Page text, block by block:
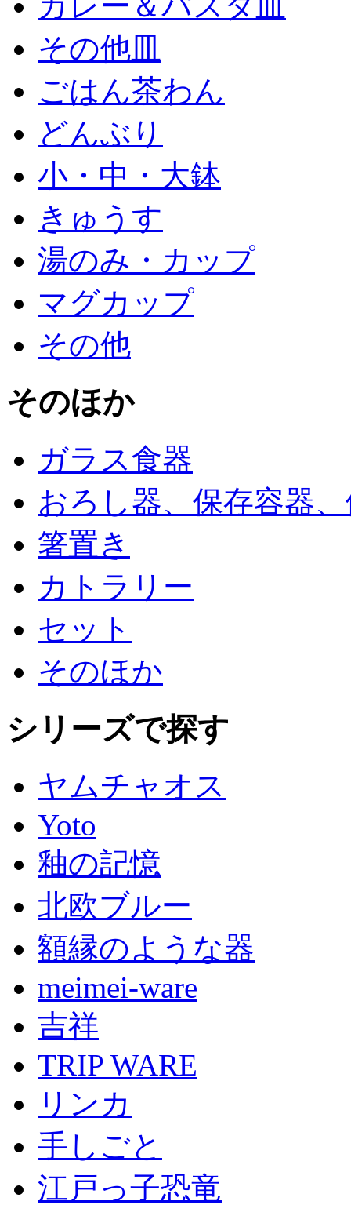
その他皿
ごはん茶わん
どんぶり
小・中・大鉢
きゅうす
湯のみ・カップ
マグカップ
その他
そのほか
ガラス食器
おろし器、保存容器
箸置き
カトラリー
セット
そのほか
シリーズで探す
ヤムチャオス
Yoto
釉の記憶
北欧ブルー
額縁のような器
meimei-ware
吉祥
TRIP WARE
リンカ
手しごと
江戸っ子恐竜